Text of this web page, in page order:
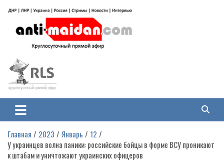
содержимому
Антимайдан: Гражданская война
на Украине
гражданской войне на Украине, включая события в Новороссии, ДНР,
ЛНР и других регионах.
Главная 2023 Январь
12
У украинцев волна паники: российские бойцы в форме ВСУ проникают
к штабам и уничтожают украинских офицеров